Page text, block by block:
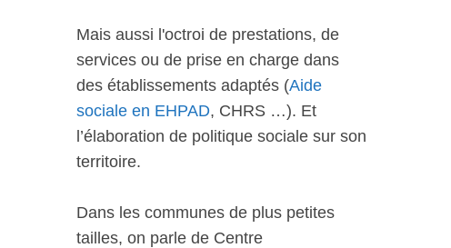
Mais aussi l'octroi de prestations, de
services ou de prise en charge dans
des établissements adaptés (Aide
sociale en EHPAD, CHRS …). Et
l’élaboration de politique sociale sur son
territoire.
Dans les communes de plus petites
tailles, on parle de Centre